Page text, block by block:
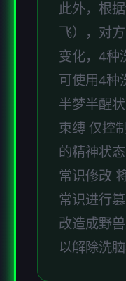
此外，根
飞），对
变化，4种
可使用4种
半梦半醒
束缚 仅控
的精神状态
常识修改
常识进行
改造成野
以解除洗